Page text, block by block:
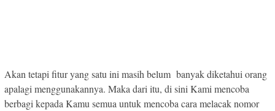
Akan tetapi fitur yang satu ini masih belum banyak diketahui orang
apalagi menggunakannya. Maka dari itu, di sini Kami mencoba
berbagi kepada Kamu semua untuk mencoba cara melacak nomor